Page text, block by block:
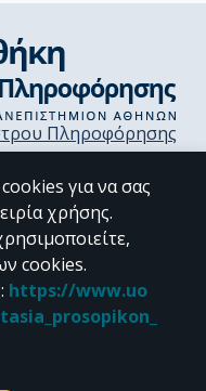
Πληροφόρησης
του ΕΚΠΑ
για να σας
χρήσης.
cookies.
: https://www.uo